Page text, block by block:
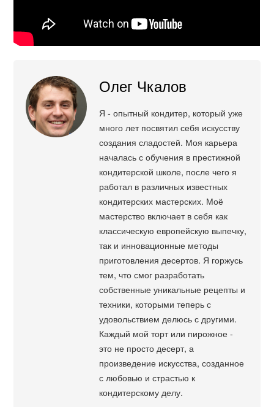
Олег Чкалов
Я - опытный кондитер, который уже
много лет посвятил себя искусству
создания сладостей. Моя карьера
началась с обучения в престижной
кондитерской школе, после чего я
работал в различных известных
кондитерских мастерских. Моё
мастерство включает в себя как
классическую европейскую выпечку,
так и инновационные методы
приготовления десертов. Я горжусь
тем, что смог разработать
собственные уникальные рецепты и
техники, которыми теперь с
удовольствием делюсь с другими.
Каждый мой торт или пирожное -
это не просто десерт, а
произведение искусства, созданное
с любовью и страстью к
кондитерскому делу.